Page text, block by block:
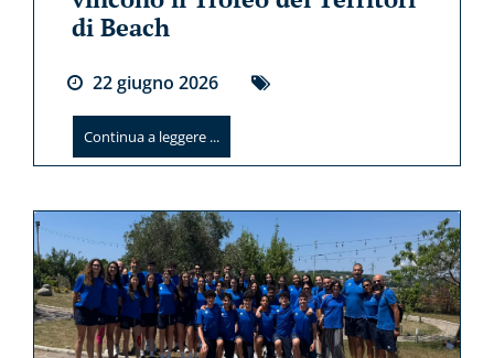
di Beach
22giugno 2026
Continua a leggere ...